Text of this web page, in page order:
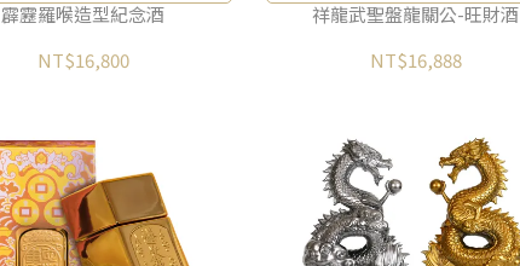
霹靂羅喉造型紀念酒
NT$16,800
祥龍武聖盤龍關公-旺財酒
NT$16,888